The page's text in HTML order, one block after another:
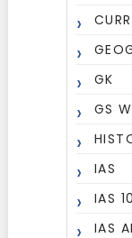
GK
GS
IAS
IAS
IAS